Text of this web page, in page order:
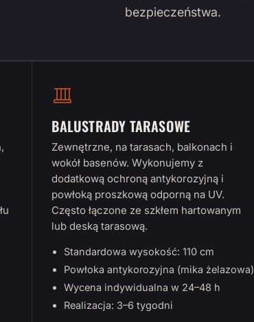
bezpieczeństwa.
BALUSTRADY TARASOWE
Zewnętrzne, na tarasach, balkonach i
wokół basenów. Wykonujemy z
dodatkową ochroną antykorozyjną i
powłoką proszkową odporną na UV.
Często łączone ze szkłem hartowanym
lub deską tarasową.
Standardowa wysokość: 110 cm
Powłoka antykorozyjna (mika żelazowa)
Wycena indywidualna w 24–48 h
Realizacja: 3–6 tygodni